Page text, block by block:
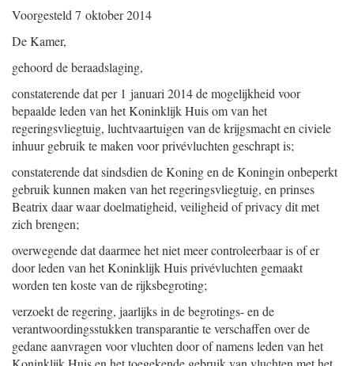
Voorgesteld 7 oktober 2014
De Kamer,
gehoord de beraadslaging,
constaterende dat per 1 januari 2014 de mogelijkheid voor
bepaalde leden van het Koninklijk Huis om van het
regeringsvliegtuig, luchtvaartuigen van de krijgsmacht en civiele
inhuur gebruik te maken voor privévluchten geschrapt is;
constaterende dat sindsdien de Koning en de Koningin onbeperkt
gebruik kunnen maken van het regeringsvliegtuig, en prinses
Beatrix daar waar doelmatigheid, veiligheid of privacy dit met
zich brengen;
overwegende dat daarmee het niet meer controleerbaar is of er
door leden van het Koninklijk Huis privévluchten gemaakt
worden ten koste van de rijksbegroting;
verzoekt de regering, jaarlijks in de begrotings- en de
verantwoordingsstukken transparantie te verschaffen over de
gedane aanvragen voor vluchten door of namens leden van het